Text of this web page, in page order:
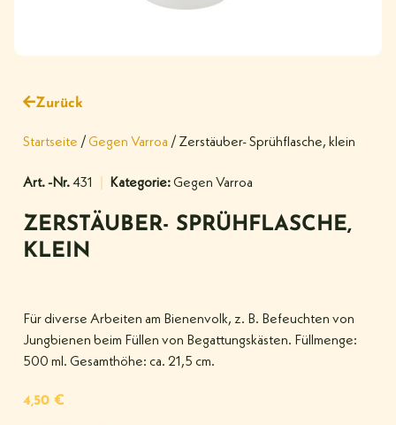
Zurück
Startseite /Gegen Varroa / Zerstäuber- Sprühflasche, klein
Art. -Nr.431 Kategorie:Gegen Varroa
ZERSTÄUBER- SPRÜHFLASCHE,
KLEIN
Für diverse Arbeiten am Bienenvolk, z. B. Befeuchten von
Jungbienen beim Füllen von Begattungskästen. Füllmenge:
500 ml. Gesamthöhe: ca. 21,5 cm.
4,50 €